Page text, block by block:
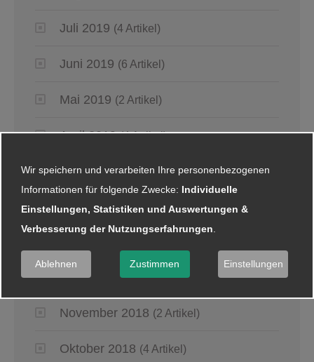
Juli 2019 (4 Artikel)
Juni 2019 (6 Artikel)
Mai 2019 (2 Artikel)
April 2019 (4 Artikel)
März 2019 (6 Artikel)
Januar 2019 (5 Artikel)
2018
Dezember 2018 (8 Artikel)
November 2018 (2 Artikel)
Oktober 2018 (4 Artikel)
Wir speichern und verarbeiten Ihre personenbezogenen
Informationen für folgende Zwecke: Individuelle
Einstellungen, Statistiken und Auswertungen &
Verbesserung der Nutzungserfahrungen
Ablehnen Zustimmen Einstellungen